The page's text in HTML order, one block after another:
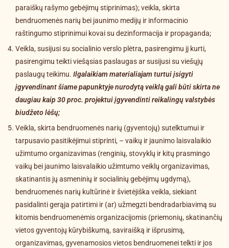
paraiškų rašymo gebėjimų stiprinimas); veikla, skirta
bendruomenės narių bei jaunimo medijų ir informacinio
raštingumo stiprinimui kovai su dezinformacija ir propaganda;
Veikla, susijusi su socialinio verslo plėtra, pasirengimu jį kurti,
pasirengimu teikti viešąsias paslaugas ar susijusi su viešųjų
paslaugų teikimu. Ilgalaikiam materialiajam turtui įsigyti
įgyvendinant šiame papunktyje nurodytą veiklą gali būti skirta ne
daugiau kaip 30 proc. projektui įgyvendinti reikalingų valstybės
biudžeto lėšų;
Veikla, skirta bendruomenės narių (gyventojų) sutelktumui ir
tarpusavio pasitikėjimui stiprinti, – vaikų ir jaunimo laisvalaikio
užimtumo organizavimas (renginių, stovyklų ir kitų prasmingo
vaikų bei jaunimo laisvalaikio užimtumo veiklų organizavimas,
skatinantis jų asmeninių ir socialinių gebėjimų ugdymą),
bendruomenės narių kultūrinė ir švietėjiška veikla, siekiant
pasidalinti gerąja patirtimi ir (ar) užmegzti bendradarbiavimą su
kitomis bendruomenėmis organizacijomis (priemonių, skatinančių
vietos gyventojų kūrybiškumą, saviraišką ir išprusimą,
organizavimas, gyvenamosios vietos bendruomenei telkti ir jos